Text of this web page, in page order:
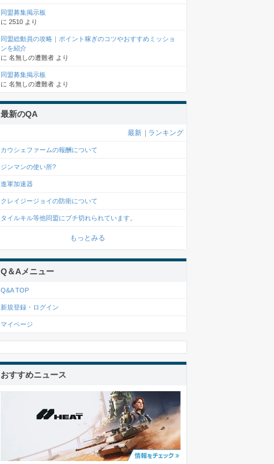
同盟募集掲示板
に 2510 より
同盟総動員の攻略｜ポイント稼ぎのコツやおすすめミッショ
ンを紹介
に 名無しの遭難者 より
同盟募集掲示板
に 名無しの遭難者 より
最新のQA
最新 ランキング
カウシェファームの報酬について
ジンマンの使い所?
進軍加速器
クレイジージョイの防衛について
タイルキル等他同盟にブチ切れられています。
もっとみる
Q＆Aメニュー
Q&A TOP
新規登録・ログイン
マイページ
おすすめニュース